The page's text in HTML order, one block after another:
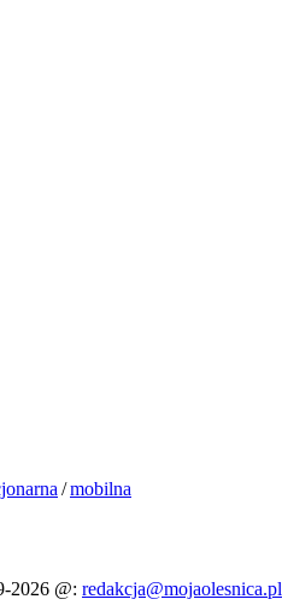
/mobilna
2026 @: redakcja@mojaolesnica.pl